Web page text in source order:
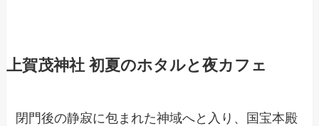
上賀茂神社 初夏のホタルと夜カフェ
閉門後の静寂に包まれた神域へと入り、国宝本殿